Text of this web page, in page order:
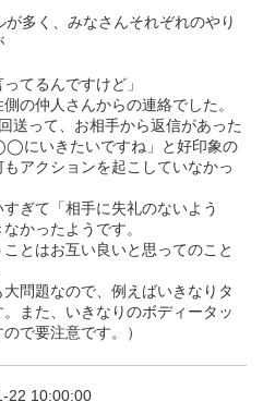
多く、みなさんそれぞれのやり
てるんですけど」
の仲人さんからの連絡でした。
送って、お相手から返信があった
にいきたいですね」と好印象の
アクションを起こしていなかっ
ぎて「相手に失礼のないよう
かったようです。
とはお互い良いと思ってのこと
大問題なので、例えばいきなりタ
また、いきなりのボディータッ
で要注意です。）
22 10:00:00